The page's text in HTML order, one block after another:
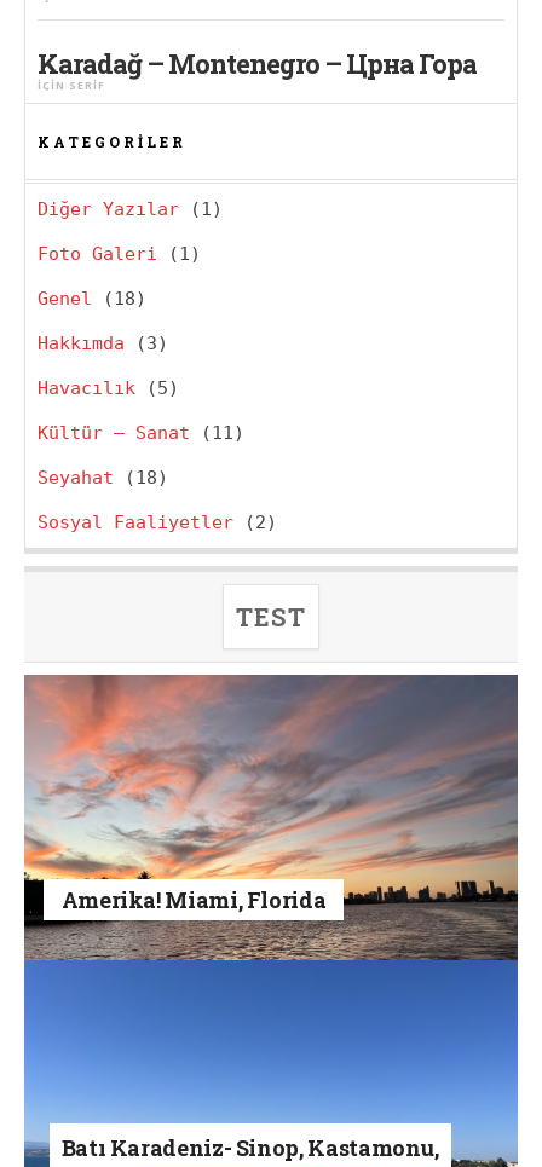
Karadağ – Montenegro – Црна Гора
IÇIN SERIF
KATEGORILER
Diğer Yazılar (1)
Foto Galeri (1)
Genel (18)
Hakkımda (3)
Havacılık (5)
Kültür – Sanat (11)
Seyahat (18)
Sosyal Faaliyetler (2)
TEST
Amerika! Miami, Florida
Batı Karadeniz- Sinop, Kastamonu,